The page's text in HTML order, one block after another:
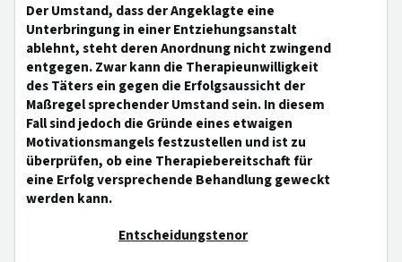
Der Umstand, dass der Angeklagte eine
Unterbringung in einer Entziehungsanstalt
ablehnt, steht deren Anordnung nicht zwingend
entgegen. Zwar kann die Therapieunwilligkeit
des Täters ein gegen die Erfolgsaussicht der
Maßregel sprechender Umstand sein. In diesem
Fall sind jedoch die Gründe eines etwaigen
Motivationsmangels festzustellen und ist zu
überprüfen, ob eine Therapiebereitschaft für
eine Erfolg versprechende Behandlung geweckt
werden kann.
Entscheidungstenor